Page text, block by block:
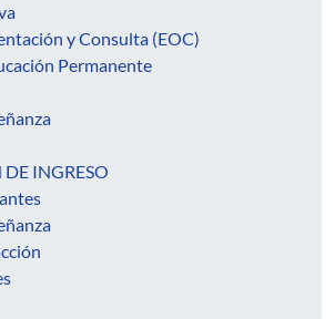
y Consulta (EOC)
Permanente
INGRESO